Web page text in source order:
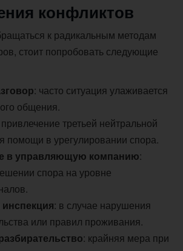
конфликтов
к радикальным методам
стоит попробовать следующие
: часто ситуация улаживается
общения.
третьей нейтральной
помощи в урегулировании спора.
в управляющую компанию:
спора на уровне
: в случае нарушения
или правил проживания.
: крайняя мера при